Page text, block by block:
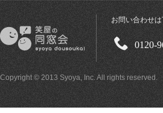
お問い合わせ
0120-
Copyright © 2013 Syoya, Inc. All rights reserved.